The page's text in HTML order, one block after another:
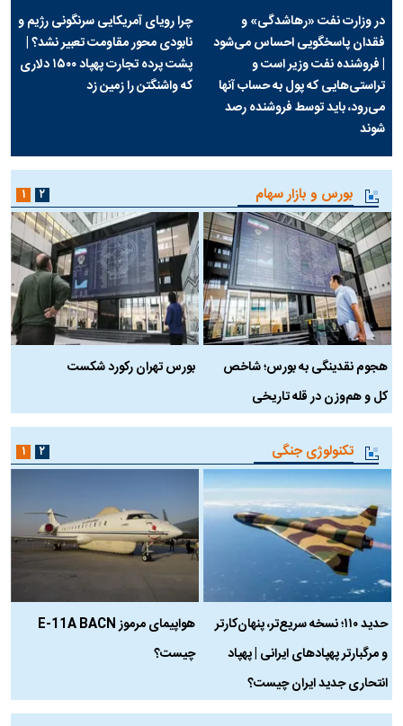
در وزارت نفت «رهاشدگی» و
فقدان پاسخگویی احساس می‌شود
| فروشنده نفت وزیر است و
تراستی‌هایی که پول به حساب آنها
می‌رود، باید توسط فروشنده رصد
شوند
چرا رویای آمریکایی سرنگونی رژیم و
نابودی محور مقاومت تعبیر نشد؟ |
پشت پرده تجارت پهپاد‌ ۱۵۰۰ دلاری
که واشنگتن را زمین زد
بورس و بازار سهام
هجوم نقدینگی به بورس؛ شاخص
کل و هم‌وزن در قله تاریخی
بورس تهران رکورد شکست
۱ ۲
تکنولوژی جنگی
حدید ۱۱۰؛ نسخه سریع‌تر، پنهان‌کارتر
و مرگبارتر پهپادهای ایرانی | پهپاد
انتحاری جدید ایران چیست؟
هواپیمای مرموز E-11A BACN
چیست؟
۱ ۲